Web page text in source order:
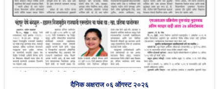
दैनिक अक्षराज ०६ ऑगस्ट २०२६